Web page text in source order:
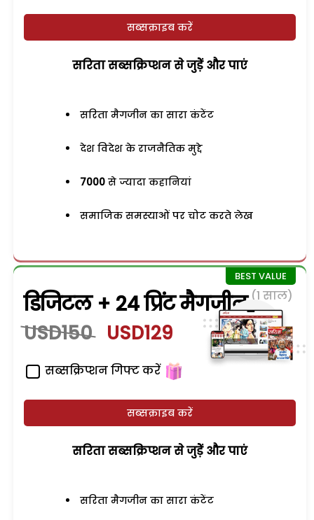
सब्सक्राइब करें
सरिता सब्सक्रिप्शन से जुड़ेें और पाएं
सरिता मैगजीन का सारा कंटेंट
देश विदेश के राजनैतिक मुद्दे
7000 से ज्यादा कहानियां
समाजिक समस्याओं पर चोट करते लेख
डिजिटल + 24 प्रिंट मैगजीन (1 साल)
USD150 USD129
सब्सक्रिप्शन गिफ्ट करें
सब्सक्राइब करें
सरिता सब्सक्रिप्शन से जुड़ेें और पाएं
सरिता मैगजीन का सारा कंटेंट